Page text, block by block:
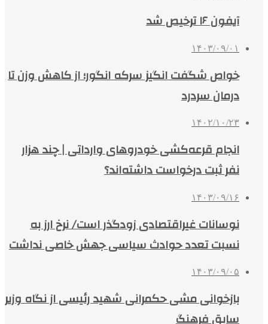
آیفون ۱۶ ترخیص شد
۱۴۰۳/۰۹/۰۱
خواص شگفت انگیز سرکه انگور؛ از کاهش وزن تا
درمان سردرد
۱۴۰۲/۱۰/۲۳
انجام قرعه‌کشی خودروهای وارداتی | چند هزار
نفر ثبت درخواست داشته‌اند؟
۱۴۰۳/۰۹/۱۶
نوسانات غیراقتصادی زودگذر است/ نرخ ارز به
نسبت تعدد حوادث سیاسی جهش خاصی نداشت
۱۴۰۳/۰۹/۰۵
بازخوانی مشی حکمرانی شهید رئیسی از نگاه وزیر
سابق فرهنگ